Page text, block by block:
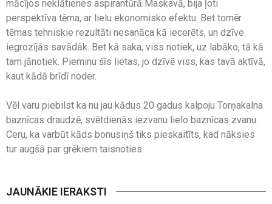
mācījos neklātienes aspirantūrā Maskavā, bija ļoti
perspektīva tēma, ar lielu ekonomisko efektu. Bet tomēr
tēmas tehniskie rezultāti nesanāca kā iecerēts, un dzīve
iegrozījās savādāk. Bet kā saka, viss notiek, uz labāko, tā kā
tam jānotiek. Pieminu šīs lietas, jo dzīvē viss, kas tavā aktīvā,
kaut kādā brīdī noder.
Vēl varu piebilst ka nu jau kādus 20 gadus kalpoju Torņakalna
baznīcas draudzē, svētdienās iezvanu lielo baznīcas zvanu.
Ceru, ka varbūt kāds bonusiņš tiks pieskaitīts, kad nāksies
tur augšā par grēkiem taisnoties.
JAUNĀKIE IERAKSTI